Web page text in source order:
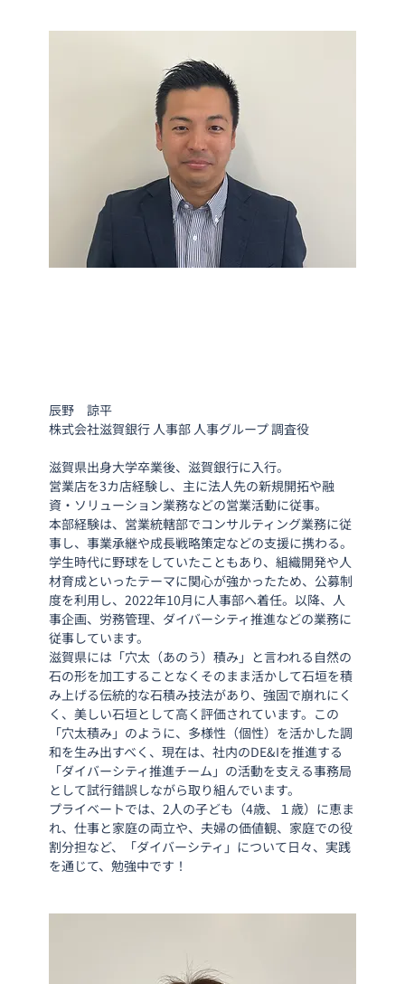
辰野　諒平
株式会社滋賀銀行 人事部 人事グループ 調査役
滋賀県出身大学卒業後、滋賀銀行に入行。
営業店を3カ店経験し、主に法人先の新規開拓や融
資・ソリューション業務などの営業活動に従事。
本部経験は、営業統轄部でコンサルティング業務に従
事し、事業承継や成長戦略策定などの支援に携わる。
学生時代に野球をしていたこともあり、組織開発や人
材育成といったテーマに関心が強かったため、公募制
度を利用し、2022年10月に人事部へ着任。以降、人
事企画、労務管理、ダイバーシティ推進などの業務に
従事しています。
滋賀県には「穴太（あのう）積み」と言われる自然の
石の形を加工することなくそのまま活かして石垣を積
み上げる伝統的な石積み技法があり、強固で崩れにく
く、美しい石垣として高く評価されています。この
「穴太積み」のように、多様性（個性）を活かした調
和を生み出すべく、現在は、社内のDE&Iを推進する
「ダイバーシティ推進チーム」の活動を支える事務局
として試行錯誤しながら取り組んでいます。
プライベートでは、2人の子ども（4歳、１歳）に恵ま
れ、仕事と家庭の両立や、夫婦の価値観、家庭での役
割分担など、「ダイバーシティ」について日々、実践
を通じて、勉強中です！